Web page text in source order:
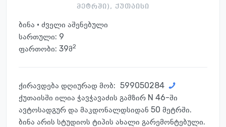
მეტრში), ქუთაისი
ბინა · ძველი აშენებული
სართული: 9
ფართობი: 39მ2
ქირავდება დღიურად მობ: 599050284
ქუთაისში ილია ჭავჭავაძის გამზირ N 46-ში
ავტოსადგურ და მაკდონალდსიდან 50 მეტრში.
ბინა არის სტუდიოს ტიპის ახალი გარემონტებული.